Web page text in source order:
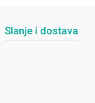
Slanje i dostava